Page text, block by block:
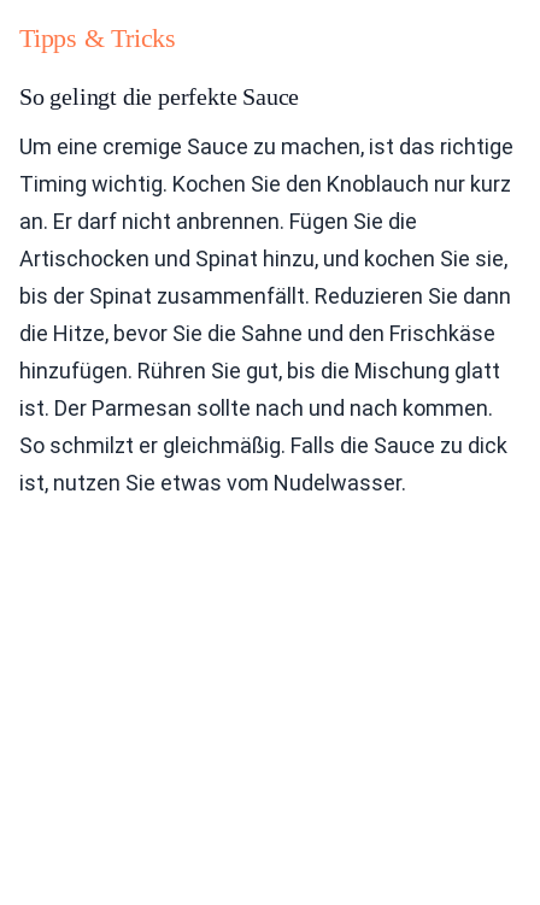
Tipps & Tricks
So gelingt die perfekte Sauce
Um eine cremige Sauce zu machen, ist das richtige
Timing wichtig. Kochen Sie den Knoblauch nur kurz
an. Er darf nicht anbrennen. Fügen Sie die
Artischocken und Spinat hinzu, und kochen Sie sie,
bis der Spinat zusammenfällt. Reduzieren Sie dann
die Hitze, bevor Sie die Sahne und den Frischkäse
hinzufügen. Rühren Sie gut, bis die Mischung glatt
ist. Der Parmesan sollte nach und nach kommen.
So schmilzt er gleichmäßig. Falls die Sauce zu dick
ist, nutzen Sie etwas vom Nudelwasser.